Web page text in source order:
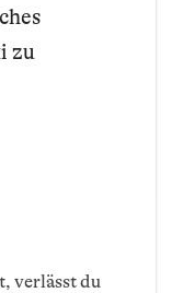
zu
verlässt du